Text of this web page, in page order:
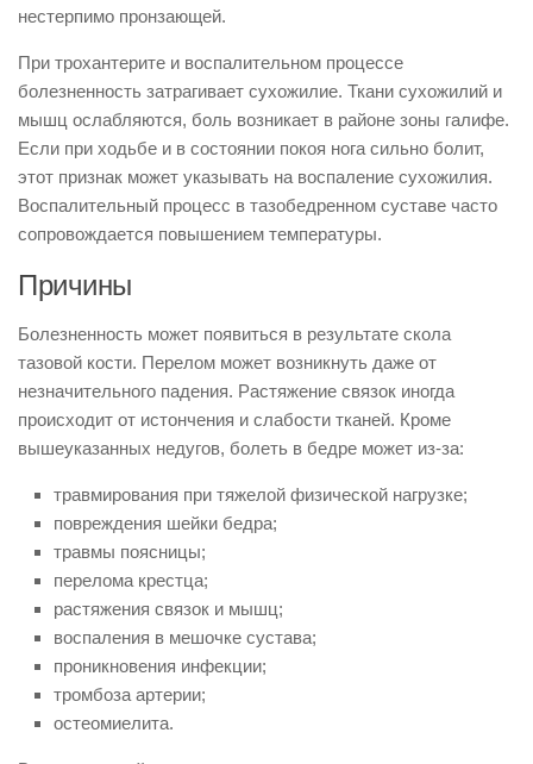
нестерпимо пронзающей.
При трохантерите и воспалительном процессе
болезненность затрагивает сухожилие. Ткани сухожилий и
мышц ослабляются, боль возникает в районе зоны галифе.
Если при ходьбе и в состоянии покоя нога сильно болит,
этот признак может указывать на воспаление сухожилия.
Воспалительный процесс в тазобедренном суставе часто
сопровождается повышением температуры.
Причины
Болезненность может появиться в результате скола
тазовой кости. Перелом может возникнуть даже от
незначительного падения. Растяжение связок иногда
происходит от истончения и слабости тканей. Кроме
вышеуказанных недугов, болеть в бедре может из-за:
травмирования при тяжелой физической нагрузке;
повреждения шейки бедра;
травмы поясницы;
перелома крестца;
растяжения связок и мышц;
воспаления в мешочке сустава;
проникновения инфекции;
тромбоза артерии;
остеомиелита.